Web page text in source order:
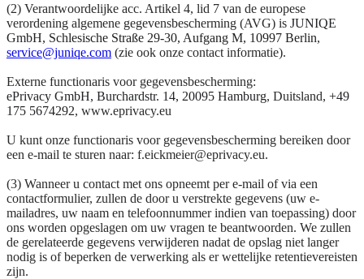
(2) Verantwoordelijke acc. Artikel 4, lid 7 van de europese
verordening algemene gegevensbescherming (AVG) is JUNIQE
GmbH, Schlesische Straße 29-30, Aufgang M, 10997 Berlin,
service@juniqe.com (zie ook onze contact informatie).
Externe functionaris voor gegevensbescherming:
ePrivacy GmbH, Burchardstr. 14, 20095 Hamburg, Duitsland, +49
175 5674292, www.eprivacy.eu
U kunt onze functionaris voor gegevensbescherming bereiken door
een e-mail te sturen naar: f.eickmeier@eprivacy.eu.
(3) Wanneer u contact met ons opneemt per e-mail of via een
contactformulier, zullen de door u verstrekte gegevens (uw e-
mailadres, uw naam en telefoonnummer indien van toepassing) door
ons worden opgeslagen om uw vragen te beantwoorden. We zullen
de gerelateerde gegevens verwijderen nadat de opslag niet langer
nodig is of beperken de verwerking als er wettelijke retentievereisten
zijn.